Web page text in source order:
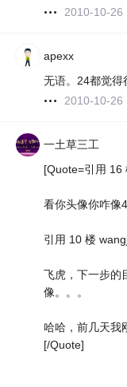
2010-10-26
apexx
无语。24都觉得
2010-10-26
一土草三工
[Quote=引用 16
看你头像你咋像
引用 10 楼
飞虎，下一步的
像。。。
哈哈，前几天我
[/Quote]